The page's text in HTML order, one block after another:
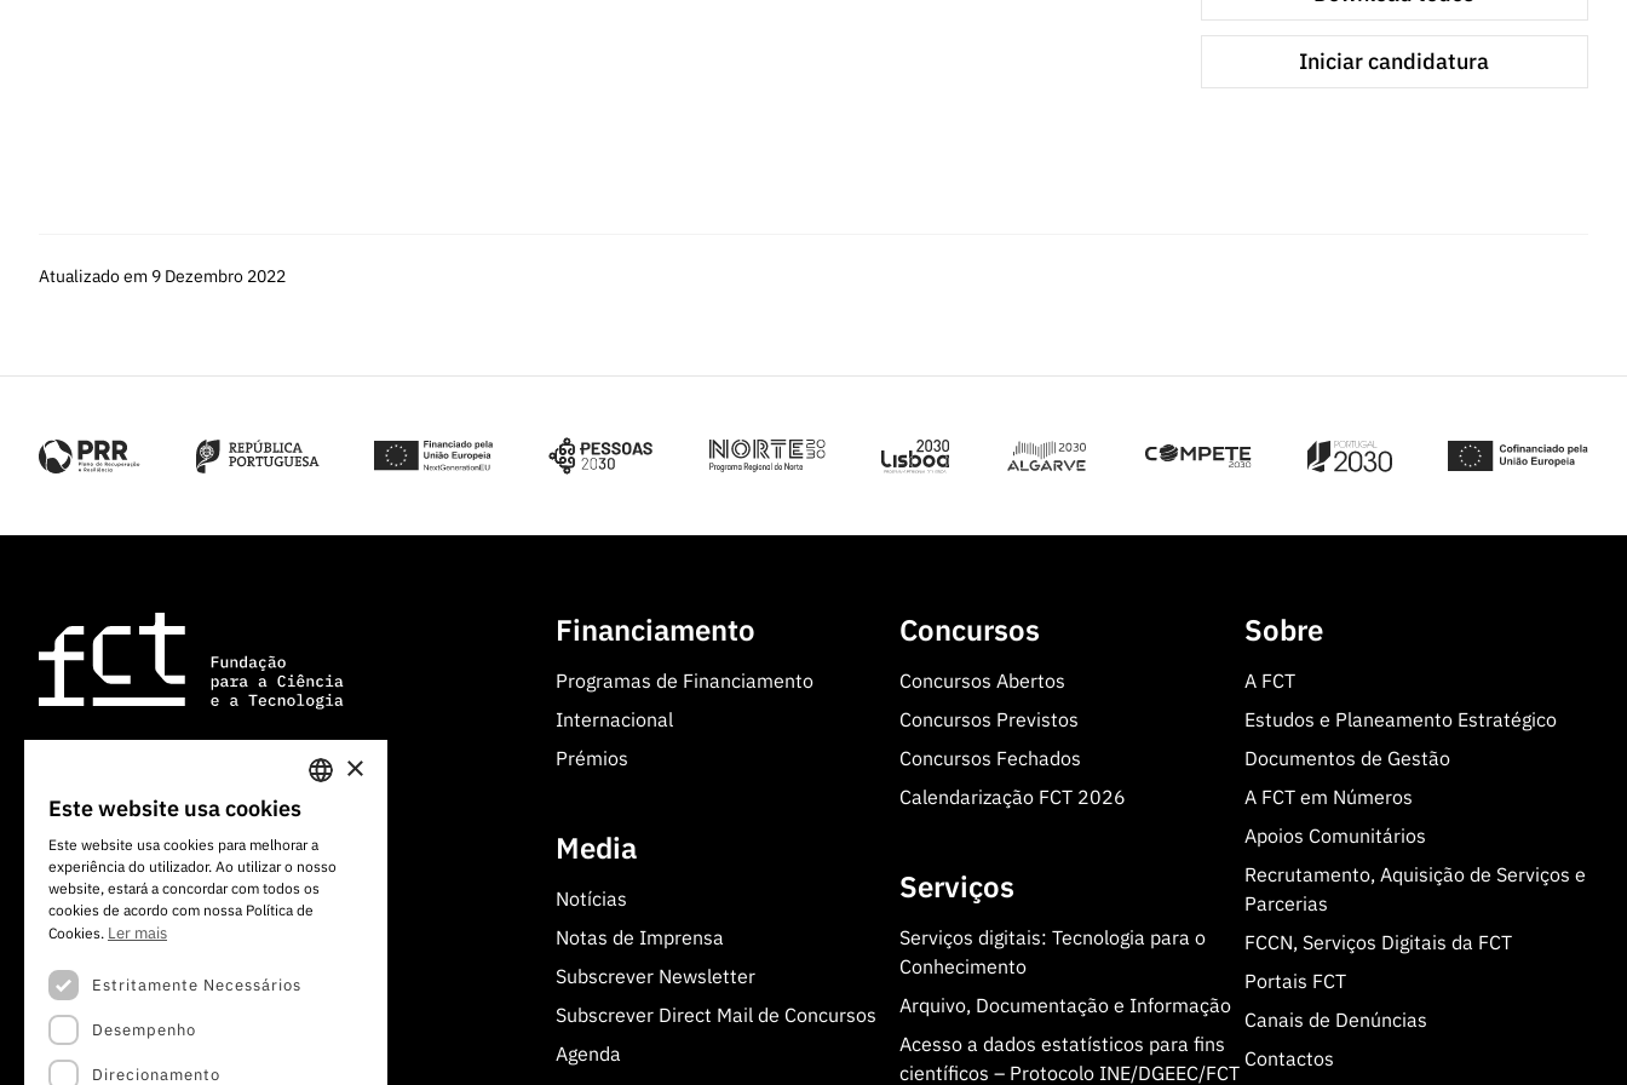
candidata.
mailinfo.ec@fct.pt .
Iniciar candidatura
Atualizado em 9 Dezembro 2022
Av. do Brasil, 101
+351 213 924 300
Financiamento
Programas de Financiamento
Internacional
Prémios
Media
Notícias
Notas de Imprensa
Subscrever Newsletter
Subscrever Direct Mail de Concursos
Agenda
Concursos
Concursos Abertos
Concursos Previstos
Concursos Fechados
Calendarização FCT 2026
Serviços
Serviços digitais: Tecnologia para o
Conhecimento
Arquivo, Documentação e Informação
Acesso a dados estatísticos para fins
científicos – Protocolo INE/DGEEC/FCT
Sobre
A FCT
Estudos e Planeamento Estratégico
Documentos de Gestão
A FCT em Números
Apoios Comunitários
Recrutamento, Aquisição de Serviços e
Parcerias
FCCN, Serviços Digitais da FCT
Portais FCT
Canais de Denúncias
Contactos
PORTUGUESE
ENGLISH
×
Este website usa cookies
Este website usa cookies para melhorar a
experiência do utilizador. Ao utilizar o nosso
website, estará a concordar com todos os
cookies de acordo com nossa Política de
Cookies. Ler mais
Estritamente Necessários
Desempenho
Direcionamento